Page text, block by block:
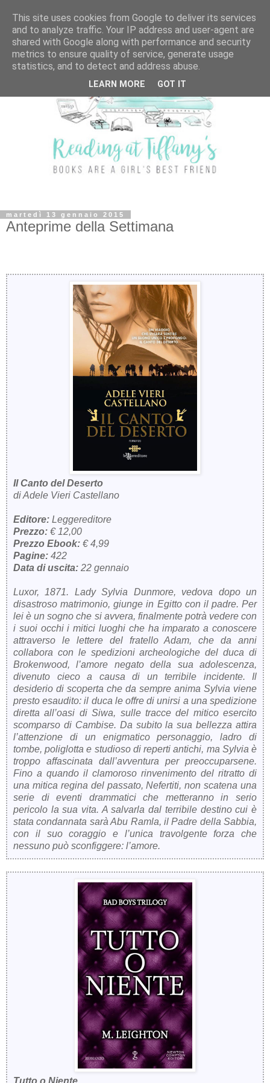
martedì 13 gennaio 2015
Anteprime della Settimana
Il Canto del Deserto
di Adele Vieri Castellano
Editore: Leggereditore
Prezzo: € 12,00
Prezzo Ebook: € 4,99
Pagine: 422
Data di uscita: 22 gennaio
Luxor, 1871. Lady Sylvia Dunmore, vedova dopo un
disastroso matrimonio, giunge in Egitto con il padre. Per
lei è un sogno che si avvera, finalmente potrà vedere con
i suoi occhi i mitici luoghi che ha imparato a conoscere
attraverso le lettere del fratello Adam, che da anni
collabora con le spedizioni archeologiche del duca di
Brokenwood, l’amore negato della sua adolescenza,
divenuto cieco a causa di un terribile incidente. Il
desiderio di scoperta che da sempre anima Sylvia viene
presto esaudito: il duca le offre di unirsi a una spedizione
diretta all’oasi di Siwa, sulle tracce del mitico esercito
scomparso di Cambise. Da subito la sua bellezza attira
l’attenzione di un enigmatico personaggio, ladro di
tombe, poliglotta e studioso di reperti antichi, ma Sylvia è
troppo affascinata dall’avventura per preoccuparsene.
Fino a quando il clamoroso rinvenimento del ritratto di
una mitica regina del passato, Nefertiti, non scatena una
serie di eventi drammatici che metteranno in serio
pericolo la sua vita. A salvarla dal terribile destino cui è
stata condannata sarà Abu Ramla, il Padre della Sabbia,
con il suo coraggio e l’unica travolgente forza che
nessuno può sconfiggere: l’amore.
Tutto o Niente
This site uses cookies from Google to deliver its services
and to analyze traffic. Your IP address and user-agent are
shared with Google along with performance and security
metrics to ensure quality of service, generate usage
statistics, and to detect and address abuse.
LEARN MORE GOT IT